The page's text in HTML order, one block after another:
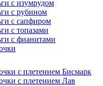
с изумрудом
с рубином
с сапфиром
с топазами
с фианитами
с плетением Бисмарк
с плетением Лав